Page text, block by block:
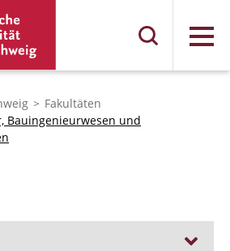
Menü
Fakultäten
Bauingenieurwesen und